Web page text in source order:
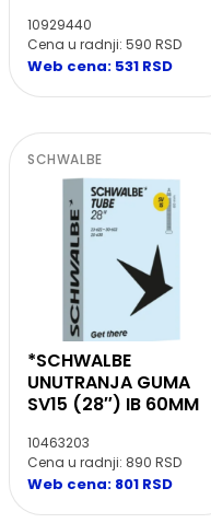
10929440
Cena u radnji: 590 RSD
Web cena: 531 RSD
SCHWALBE
*SCHWALBE
UNUTRANJA GUMA
SV15 (28″) IB 60MM
10463203
Cena u radnji: 890 RSD
Web cena: 801 RSD